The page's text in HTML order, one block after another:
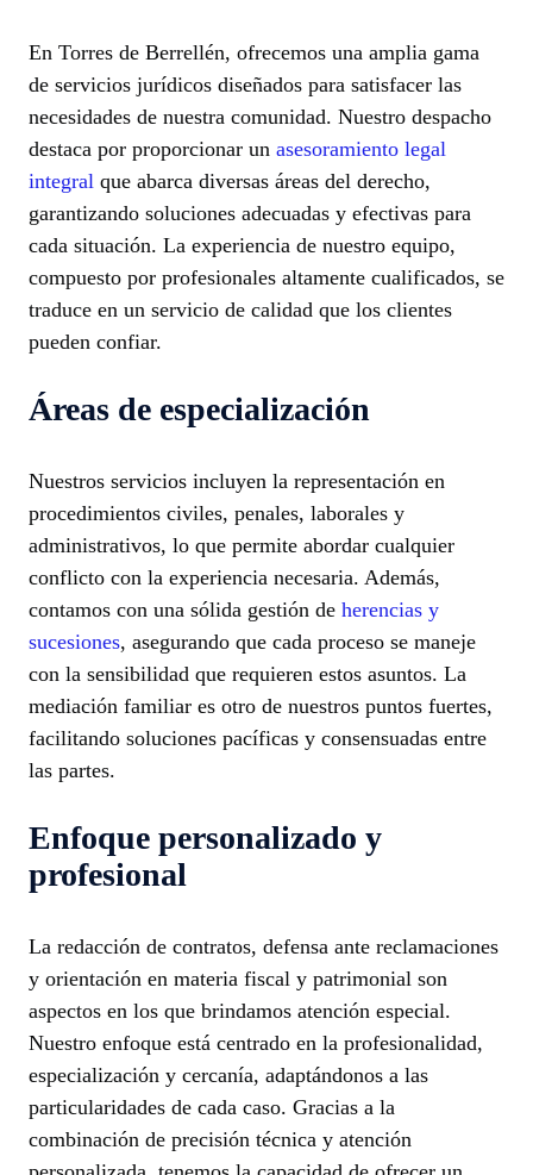
En Torres de Berrellén, ofrecemos una amplia gama
de servicios jurídicos diseñados para satisfacer las
necesidades de nuestra comunidad. Nuestro despacho
destaca por proporcionar un asesoramiento legal
integral que abarca diversas áreas del derecho,
garantizando soluciones adecuadas y efectivas para
cada situación. La experiencia de nuestro equipo,
compuesto por profesionales altamente cualificados, se
traduce en un servicio de calidad que los clientes
pueden confiar.
Áreas de especialización
Nuestros servicios incluyen la representación en
procedimientos civiles, penales, laborales y
administrativos, lo que permite abordar cualquier
conflicto con la experiencia necesaria. Además,
contamos con una sólida gestión de herencias y
sucesiones, asegurando que cada proceso se maneje
con la sensibilidad que requieren estos asuntos. La
mediación familiar es otro de nuestros puntos fuertes,
facilitando soluciones pacíficas y consensuadas entre
las partes.
Enfoque personalizado y
profesional
La redacción de contratos, defensa ante reclamaciones
y orientación en materia fiscal y patrimonial son
aspectos en los que brindamos atención especial.
Nuestro enfoque está centrado en la profesionalidad,
especialización y cercanía, adaptándonos a las
particularidades de cada caso. Gracias a la
combinación de precisión técnica y atención